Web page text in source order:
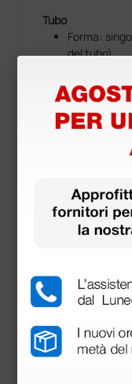
Tubo
Forma:
del tubo)
ftalati
Biauricolare
Materiale:
Manuale